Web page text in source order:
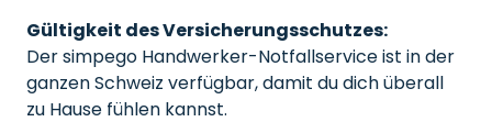
Gültigkeit des Versicherungsschutzes:
Der simpego Handwerker-Notfallservice ist in der
ganzen Schweiz verfügbar, damit du dich überall
zu Hause fühlen kannst.